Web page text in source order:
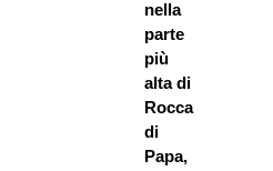
nella
parte
più
alta di
Rocca
di
Papa,